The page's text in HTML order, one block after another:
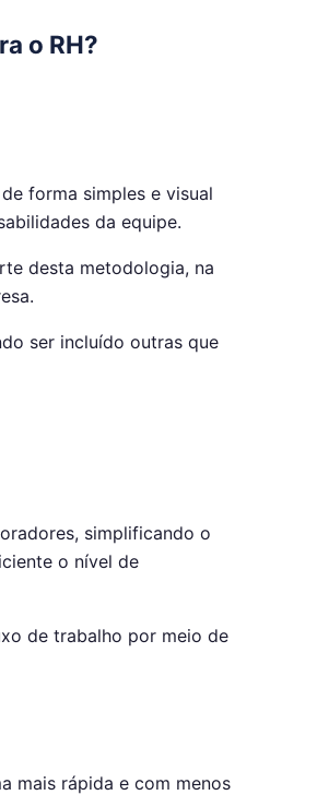
o RH?
forma simples e visual
da equipe.
desta metodologia, na
ser incluído outras que
simplificando o
o nível de
de trabalho por meio de
mais rápida e com menos